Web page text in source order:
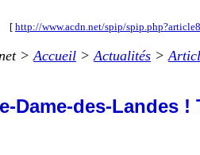
[ http://www.acdn.net/spip/
>Accueil >Actualités >
Dame-des-Landes